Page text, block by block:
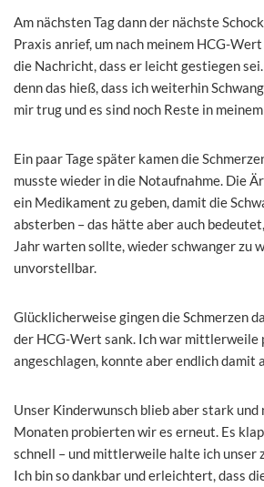
Am nächsten Tag dann der nächste
Praxis anrief, um nach meinem HCG-
die Nachricht, dass er leicht gestiegen
denn das hieß, dass ich weiterhin
mir trug und es sind noch Reste in
Ein paar Tage später kamen die
musste wieder in die Notaufnahme. Die
ein Medikament zu geben, damit die
absterben – das hätte aber auch
Jahr warten sollte, wieder schwanger zu
unvorstellbar.
Glücklicherweise gingen die Schmerzen
der HCG-Wert sank. Ich war mittlerweile
angeschlagen, konnte aber endlich damit
Unser Kinderwunsch blieb aber stark und
Monaten probierten wir es erneut. Es
schnell – und mittlerweile halte ich unser
Ich bin so dankbar und erleichtert, dass